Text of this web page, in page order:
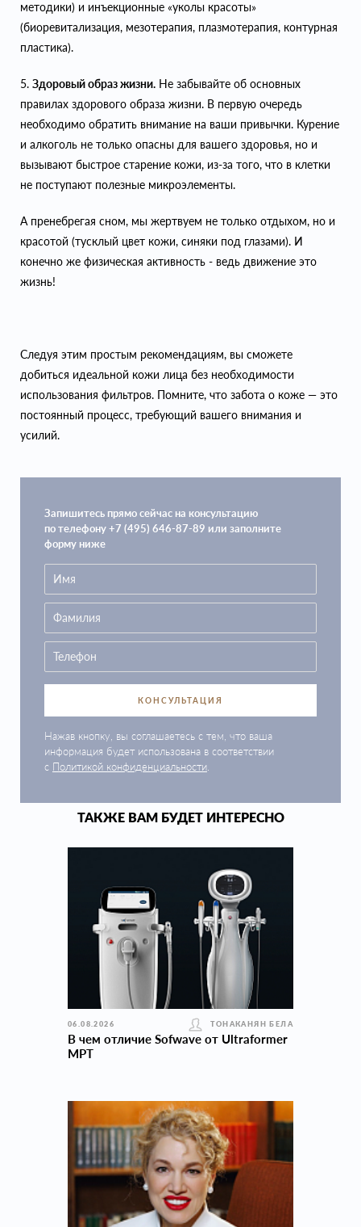
методики) и инъекционные «уколы красоты»
(биоревитализация, мезотерапия, плазмотерапия, контурная
пластика).
5. Здоровый образ жизни. Не забывайте об основных
правилах здорового образа жизни. В первую очередь
необходимо обратить внимание на ваши привычки. Курение
и алкоголь не только опасны для вашего здоровья, но и
вызывают быстрое старение кожи, из-за того, что в клетки
не поступают полезные микроэлементы.
А пренебрегая сном, мы жертвуем не только отдыхом, но и
красотой (тусклый цвет кожи, синяки под глазами). И
конечно же физическая активность - ведь движение это
жизнь!
Следуя этим простым рекомендациям, вы сможете
добиться идеальной кожи лица без необходимости
использования фильтров. Помните, что забота о коже — это
постоянный процесс, требующий вашего внимания и
усилий.
Запишитесь прямо сейчас на консультацию
по телефону +7 (495) 646-87-89 или заполните
форму ниже
КОНСУЛЬТАЦИЯ
Нажав кнопку, вы соглашаетесь с тем, что ваша
информация будет использована в соответствии
с Политикой конфиденциальности
ТАКЖЕ ВАМ БУДЕТ ИНТЕРЕСНО
06.08.2026 ТОНАКАНЯН БЕЛА
В чем отличие Sofwave от Ultraformer
MPT